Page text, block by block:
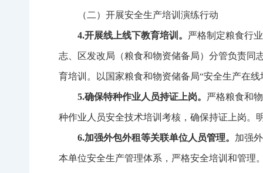
（二）开展安全生产培训演练行动
4.开展线上线下教育培训。 严格制定粮食行
志、区发改局（粮食和物资储备局）分管负责同
育培训。以国家粮食和物资储备局“安全生产在线
5.确保特种作业人员持证上岗。 严格粮食和
种作业人员安全技术培训考核，确保持证上岗。
6.加强外包外租等关联单位人员管理。 加强
本单位安全生产管理体系，严格安全培训和管理